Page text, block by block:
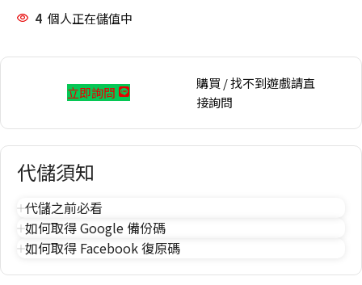
4 個人正在儲值中
立即詢問
購買 / 找不到遊戲請直
接詢問
代儲須知
代儲之前必看
如何取得 Google 備份碼
如何取得 Facebook 復原碼